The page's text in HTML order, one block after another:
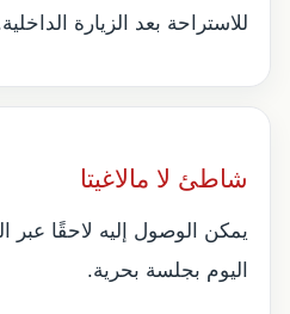
للاستراحة بعد الزيارة
شاطئ لا مالاغيتا
يمكن الوصول إليه لاحقًا عبر
اليوم بجلسة بحرية.